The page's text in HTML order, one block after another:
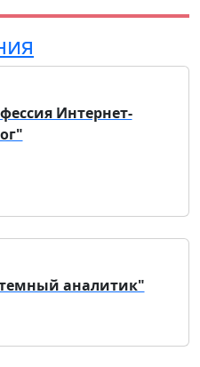
Интернет-
аналитик"